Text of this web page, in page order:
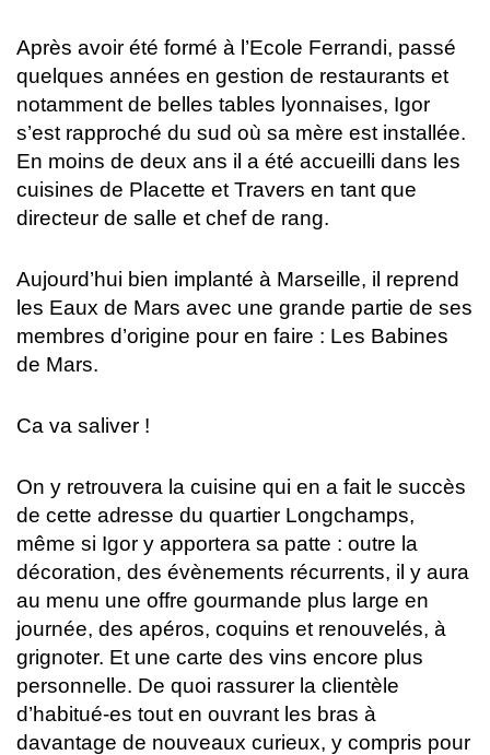
Après avoir été formé à l’Ecole Ferrandi, passé
quelques années en gestion de restaurants et
notamment de belles tables lyonnaises, Igor
s’est rapproché du sud où sa mère est installée.
En moins de deux ans il a été accueilli dans les
cuisines de Placette et Travers en tant que
directeur de salle et chef de rang.
Aujourd’hui bien implanté à Marseille, il reprend
les Eaux de Mars avec une grande partie de ses
membres d’origine pour en faire : Les Babines
de Mars.
Ca va saliver !
On y retrouvera la cuisine qui en a fait le succès
de cette adresse du quartier Longchamps,
même si Igor y apportera sa patte : outre la
décoration, des évènements récurrents, il y aura
au menu une offre gourmande plus large en
journée, des apéros, coquins et renouvelés, à
grignoter. Et une carte des vins encore plus
personnelle. De quoi rassurer la clientèle
d’habitué-es tout en ouvrant les bras à
davantage de nouveaux curieux, y compris pour